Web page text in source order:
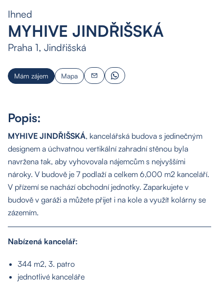
Ihned
MYHIVE JINDŘIŠSKÁ
Praha 1, Jindřišská
Mám zájem Mapa
Popis:
MYHIVE JINDŘIŠSKÁ, kancelářská budova s jedinečným
designem a úchvatnou vertikální zahradní stěnou byla
navržena tak, aby vyhovovala nájemcům s nejvyššími
nároky. V budově je 7 podlaží a celkem 6,000 m2 kanceláří.
V přízemí se nachází obchodní jednotky. Zaparkujete v
budově v garáži a můžete přijet i na kole a využít kolárny se
zázemím.
Nabízená kancelář:
344 m2, 3. patro
jednotlivé kanceláře